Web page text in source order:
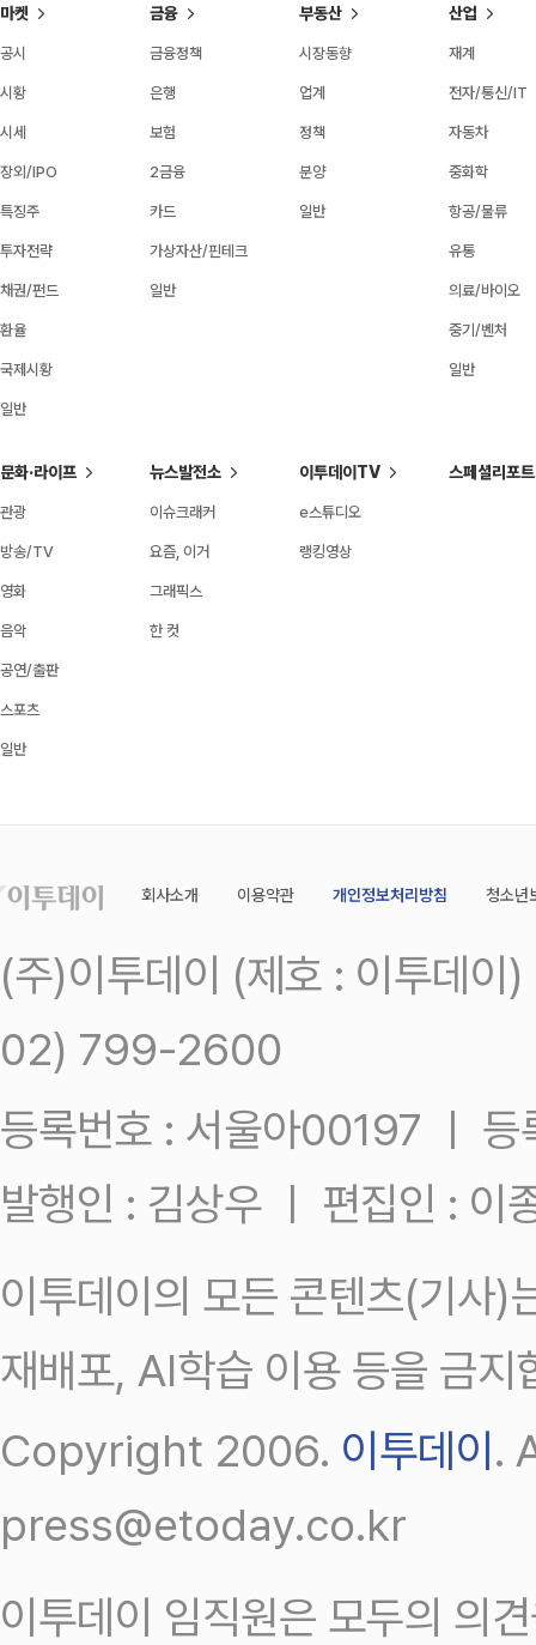
마켓
공시
시황
시세
장외/IPO
특징주
투자전략
채권/펀드
환율
국제시황
일반
금융
금융정책
은행
보험
2금융
카드
가상자산/핀테크
일반
부동산
시장동향
업계
정책
분양
일반
산업
재계
전자/통신/IT
자동차
중화학
항공/물류
유통
의료/바이오
중기/벤처
일반
문화·라이프
관광
방송/TV
영화
음악
공연/출판
스포츠
일반
뉴스발전소
이슈크래커
요즘, 이거
그래픽스
한 컷
이투데이TV
e스튜디오
랭킹영상
스페셜리포트
회사소개 이용약관 개인정보처리방침 청소년
(주)이투데이 (제호 : 이투데
02) 799-2600
등록번호 : 서울아00197 ㅣ
발행인 : 김상우 ㅣ 편집인 : 이
이투데이의 모든 콘텐츠(기사)
재배포, AI학습 이용 등을 금지
Copyright 2006. 이투데이.
press@etoday.co.kr
이투데이 임직원은 모두의 의